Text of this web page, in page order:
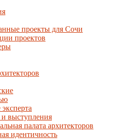
проекты для Сочи
проектов
выступления
палата архитекторов
идентичность